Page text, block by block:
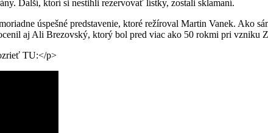
Ďalší, ktorí si nestihli rezervovať lístky, zostali sklamaní.
úspešné predstavenie, ktoré režíroval Martin Vanek. Ako
aj Ali Brezovský, ktorý bol pred viac ako 50 rokmi pri vzniku
TU:</p>